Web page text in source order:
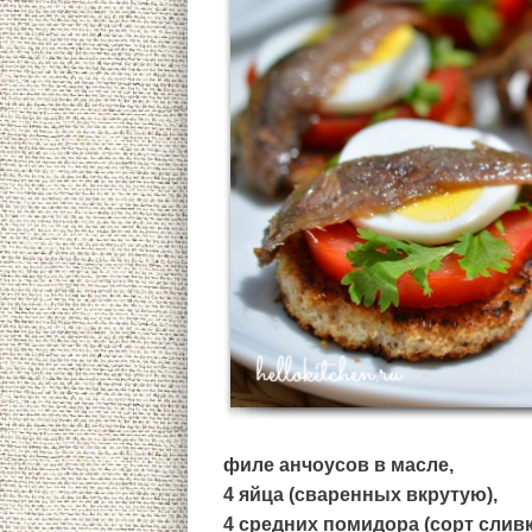
филе анчоусов в масле,
4 яйца (сваренных вкрутую),
4 средних помидора (сорт